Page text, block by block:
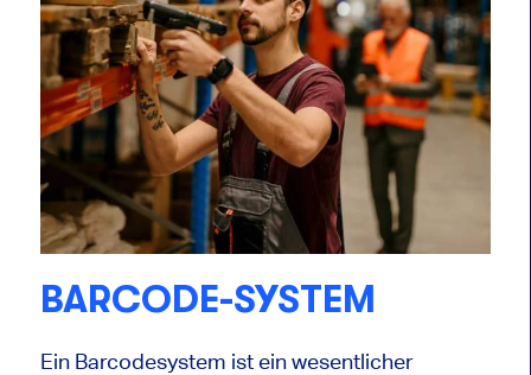
BARCODE-SYSTEM
Ein Barcodesystem ist ein wesentlicher